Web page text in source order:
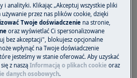
skierowany w stronę
(zgodnie z ilustracją lub
kielicha uniemożliwi
i analityki. Klikając „Akceptuj wszystkie pliki
przez nas plików cookie, dzięki
Twoje doświadczenie na stronie,
oraz wyświetlać Ci spersonalizowane
bez akceptacji", blokujesz opcjonalne
wpłynąć na Twoje doświadczenie
jesteśmy w stanie oferować. Aby uzyskać
z nasząInformacją o plikach cookie oraz
danych osobowych.